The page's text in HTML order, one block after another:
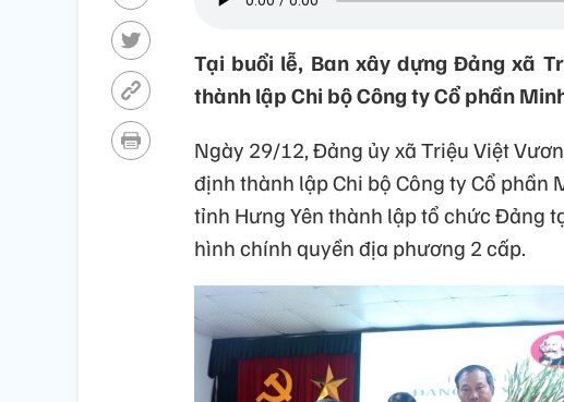
Tại buổi lễ, Ban xây dựng Đảng xã
thành lập Chi bộ Công ty Cổ phần
Ngày 29/12, Đảng ủy xã Triệu Việt
định thành lập Chi bộ Công ty Cổ phần
tỉnh Hưng Yên thành lập tổ chức Đảng
hình chính quyền địa phương 2 cấp.